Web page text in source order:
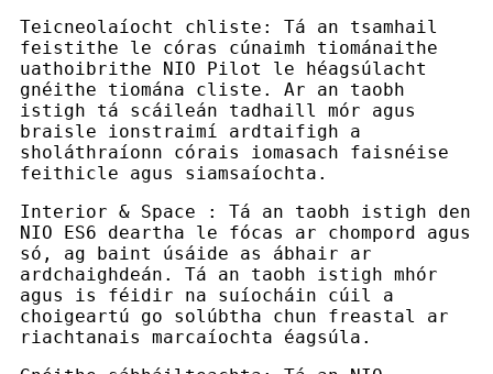
Teicneolaíocht chliste: Tá an tsamhail
feistithe le córas cúnaimh tiománaithe
uathoibrithe NIO Pilot le héagsúlacht
gnéithe tiomána cliste. Ar an taobh
istigh tá scáileán tadhaill mór agus
braisle ionstraimí ardtaifigh a
sholáthraíonn córais iomasach faisnéise
feithicle agus siamsaíochta.
Interior & Space : Tá an taobh istigh den
NIO ES6 deartha le fócas ar chompord agus
só, ag baint úsáide as ábhair ar
ardchaighdeán. Tá an taobh istigh mhór
agus is féidir na suíocháin cúil a
choigeartú go solúbtha chun freastal ar
riachtanais marcaíochta éagsúla.